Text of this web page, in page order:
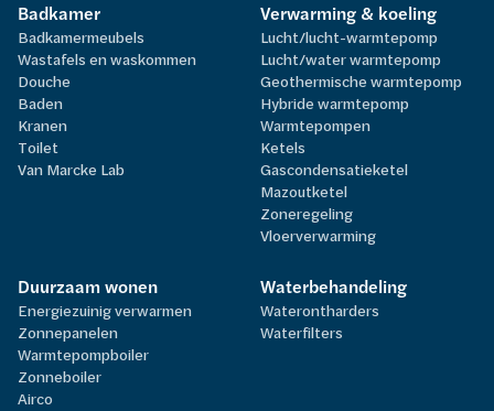
Badkamer
Badkamermeubels
Wastafels en waskommen
Douche
Baden
Kranen
Toilet
Van Marcke Lab
Verwarming & koeling
Lucht/lucht-warmtepomp
Lucht/water warmtepomp
Geothermische warmtepomp
Hybride warmtepomp
Warmtepompen
Ketels
Gascondensatieketel
Mazoutketel
Zoneregeling
Vloerverwarming
Duurzaam wonen
Energiezuinig verwarmen
Zonnepanelen
Warmtepompboiler
Zonneboiler
Airco
Waterbehandeling
Waterontharders
Waterfilters